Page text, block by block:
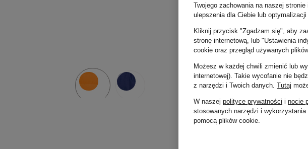
Twojego zachowania na naszej
ulepszenia dla Ciebie lub
Kliknij przycisk "Zgadzam się", aby
stronę internetową, lub "Ustawienia
cookie oraz przegląd używanych
Możesz w każdej chwili zmienić lub
internetowej). Takie wycofanie nie
z narzędzi i Twoich danych. Tutaj
W naszej polityce prywatności i nocie
stosowanych narzędzi i
pomocą plików cookie.